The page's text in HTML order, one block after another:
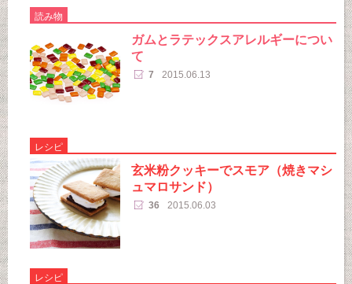
読み物
ガムとラテックスアレルギーについ
て
7 2015.06.13
レシピ
玄米粉クッキーでスモア（焼きマシ
ュマロサンド）
36 2015.06.03
レシピ